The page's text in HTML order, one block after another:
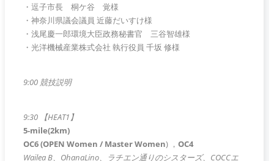
・逗子市長 桐ケ谷 覚様
・神奈川県議会議員 近藤だいすけ様
・浅尾慶一郎環境大臣政務秘書官 三谷智雄様
・光洋機械産業株式会社 執行役員 千坂 修様
9:00 競技説明
9:30 【HEAT1】
5-mile(2km)
OC6 (OPEN Women / Master Women) ， OC4
Wailea B、OhanaLino、ラチエン通りのシスターズ、COCCエ